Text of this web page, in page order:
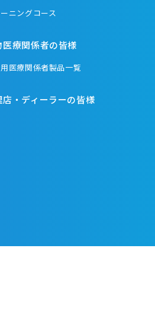
ーニングコース
医療関係者の皆様
医療関係者製品一覧
店・ディーラーの皆様